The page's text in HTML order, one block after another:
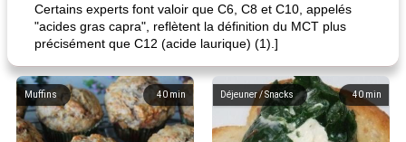
Certains experts font valoir que C6, C8 et C10, appelés
"acides gras capra", reflètent la définition du MCT plus
précisément que C12 (acide laurique) (1).]
40 min
Muffins 40 min
Déjeuner / Snacks